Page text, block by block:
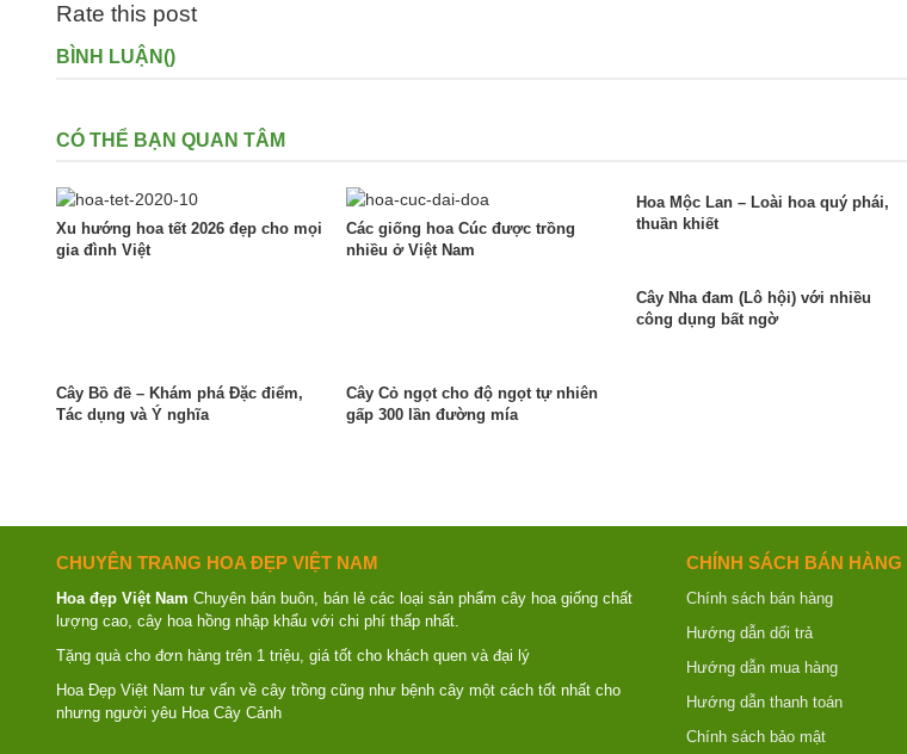
Rate this post
BÌNH LUẬN()
CÓ THỂ BẠN QUAN TÂM
Xu hướng hoa tết 2026 đẹp cho mọi
gia đình Việt
Các giống hoa Cúc được trồng
nhiều ở Việt Nam
Hoa Mộc Lan – Loài hoa quý phái,
thuần khiết
Cây Nha đam (Lô hội) với nhiều
công dụng bất ngờ
Cây Bồ đề – Khám phá Đặc điểm,
Tác dụng và Ý nghĩa
Cây Cỏ ngọt cho độ ngọt tự nhiên
gấp 300 lần đường mía
CHUYÊN TRANG HOA ĐẸP VIỆT NAM
Hoa đẹp Việt Nam Chuyên bán buôn, bán lẻ các loại sản phẩm cây hoa giống chất
lượng cao, cây hoa hồng nhập khẩu với chi phí thấp nhất.
Tặng quà cho đơn hàng trên 1 triệu, giá tốt cho khách quen và đại lý
Hoa Đẹp Việt Nam tư vấn về cây trồng cũng như bệnh cây một cách tốt nhất cho
nhưng người yêu Hoa Cây Cảnh
CHÍNH SÁCH BÁN HÀNG
Chính sách bán hàng
Hướng dẫn dổi trả
Hướng dẫn mua hàng
Hướng dẫn thanh toán
Chính sách bảo mật